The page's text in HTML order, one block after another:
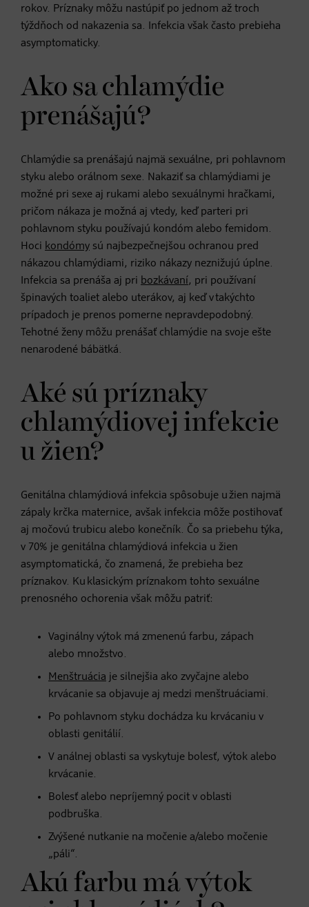
rokov. Príznaky môžu nastúpiť po jednom až troch
týždňoch od nakazenia sa. Infekcia však často prebieha
asymptomaticky.
Ako sa chlamýdie
prenášajú?
Chlamýdie sa prenášajú najmä sexuálne, pri pohlavnom
styku alebo orálnom sexe. Nakaziť sa chlamýdiami je
možné pri sexe aj rukami alebo sexuálnymi hračkami,
pričom nákaza je možná aj vtedy, keď parteri pri
pohlavnom styku používajú kondóm alebo femidom.
Hoci kondómy sú najbezpečnejšou ochranou pred
nákazou chlamýdiami, riziko nákazy neznižujú úplne.
Infekcia sa prenáša aj pri bozkávaní, pri používaní
špinavých toaliet alebo uterákov, aj keď v takýchto
prípadoch je prenos pomerne nepravdepodobný.
Tehotné ženy môžu prenášať chlamýdie na svoje ešte
nenarodené bábätká.
Aké sú príznaky
chlamýdiovej infekcie
u žien?
Genitálna chlamýdiová infekcia spôsobuje u žien najmä
zápaly krčka maternice, avšak infekcia môže postihovať
aj močovú trubicu alebo konečník. Čo sa priebehu týka,
v 70% je genitálna chlamýdiová infekcia u žien
asymptomatická, čo znamená, že prebieha bez
príznakov. Ku klasickým príznakom tohto sexuálne
prenosného ochorenia však môžu patriť:
Vaginálny výtok má zmenenú farbu, zápach
alebo množstvo.
Menštruácia je silnejšia ako zvyčajne alebo
krvácanie sa objavuje aj medzi menštruáciami.
Po pohlavnom styku dochádza ku krvácaniu v
oblasti genitálií.
V análnej oblasti sa vyskytuje bolesť, výtok alebo
krvácanie.
Bolesť alebo nepríjemný pocit v oblasti
podbruška.
Zvýšené nutkanie na močenie a/alebo močenie
„páli“.
Akú farbu má výtok